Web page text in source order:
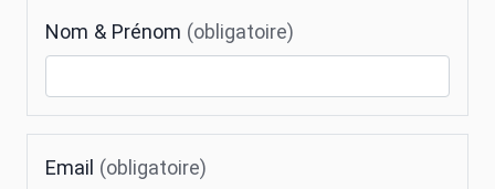
Nom & Prénom (obligatoire)
Email (obligatoire)